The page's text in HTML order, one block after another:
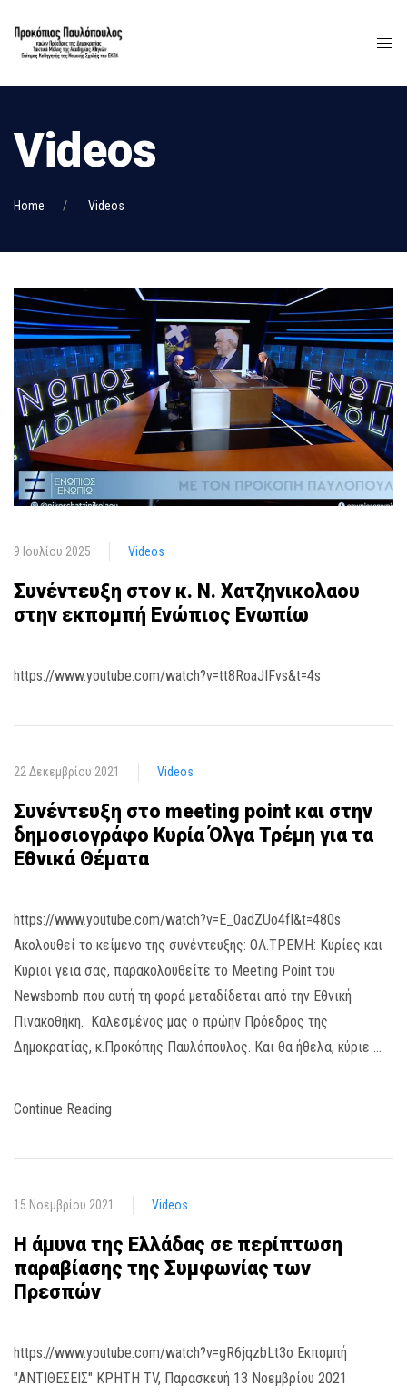
Videos
Home Videos
9 Ιουλίου 2025 Videos
Συνέντευξη στον κ. Ν. Χατζηνικολαου
στην εκπομπή Ενώπιος Ενωπίω
https://www.youtube.com/watch?v=tt8RoaJIFvs&t=4s
22 Δεκεμβρίου 2021 Videos
Συνέντευξη στο meeting point και στην
δημοσιογράφο Κυρία Όλγα Τρέμη για τα
Εθνικά Θέματα
https://www.youtube.com/watch?v=E_0adZUo4fI&t=480s
Ακολουθεί το κείμενο της συνέντευξης: ΟΛ.ΤΡΕΜΗ: Κυρίες και
Κύριοι γεια σας, παρακολουθείτε το Meeting Point του
Newsbomb που αυτή τη φορά μεταδίδεται από την Εθνική
Πινακοθήκη. Καλεσμένος μας ο πρώην Πρόεδρος της
Δημοκρατίας, κ.Προκόπης Παυλόπουλος. Και θα ήθελα, κύριε …
Continue Reading
15 Νοεμβρίου 2021 Videos
Η άμυνα της Ελλάδας σε περίπτωση
παραβίασης της Συμφωνίας των
Πρεσπών
https://www.youtube.com/watch?v=gR6jqzbLt3o Εκπομπή
"ΑΝΤΙΘΕΣΕΙΣ" ΚΡΗΤΗ TV, Παρασκευή 13 Νοεμβρίου 2021